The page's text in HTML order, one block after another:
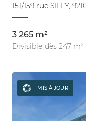
151/159 rue SILLY,
3 265 m²
Divisible dès 247 m²
MIS À JOUR